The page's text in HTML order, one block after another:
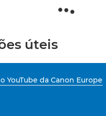
úteis
YouTube da Canon Europe